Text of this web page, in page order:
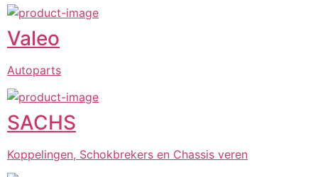
Valeo
Autoparts
SACHS
Koppelingen, Schokbrekers en Chassis veren